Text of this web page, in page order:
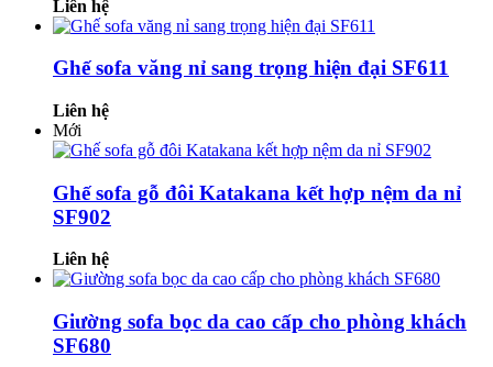
Liên hệ
Ghế sofa văng nỉ sang trọng hiện đại SF611
Liên hệ
Mới
Ghế sofa gỗ đôi Katakana kết hợp nệm da nỉ
SF902
Liên hệ
Giường sofa bọc da cao cấp cho phòng khách
SF680